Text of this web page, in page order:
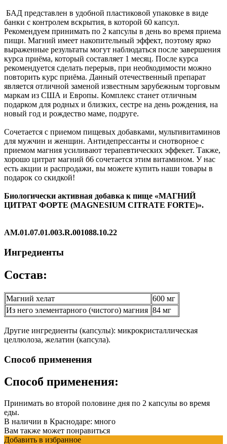
БАД представлен в удобной пластиковой упаковке в виде
банки с контролем вскрытия, в которой 60 капсул.
Рекомендуем принимать по 2 капсулы в день во время приема
пищи. Магний имеет накопительный эффект, поэтому ярко
выраженные результаты могут наблюдаться после завершения
курса приёма, который составляет 1 месяц. После курса
рекомендуется сделать перерыв, при необходимости можно
повторить курс приёма. Данный отечественный препарат
является отличной заменой известным зарубежным торговым
маркам из США и Европы. Комплекс станет отличным
подарком для родных и близких, сестре на день рождения, на
новый год и рождество маме, подруге.
Сочетается с приемом пищевых добавками, мультивитаминов
для мужчин и женщин. Антидепрессанты и снотворное с
приемом магния усиливают терапевтических эффекет. Также,
хорошо цитрат магний б6 сочетается этим витамином. У нас
есть акции и распродажи, вы можете купить наши товары в
подарок со скидкой!
Биологически активная добавка к пище «МАГНИЙ
ЦИТРАТ ФОРТЕ (MAGNESIUM CITRATE FORTE)».
AM.01.07.01.003.R.001088.10.22
Ингредиенты
Состав:
Магний хелат
600 мг
Из него элементарного (чистого) магния 84 мг
Другие ингредиенты (капсулы): микрокристаллическая
целлюлоза, желатин (капсула).
Способ применения
Способ применения:
Принимать во второй половине дня по 2 капсулы во время
еды.
В наличии в Краснодаре: много
Вам также может понравиться
Добавить в избранное